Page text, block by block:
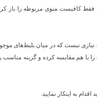
فقط کافیست منوی مربوطه را باز
نیست که در میان بلیط‌های
با هم مقایسه کرده و گزینه مناسب
به اینکار نمایید.